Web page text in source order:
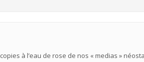
à l’eau de rose de nos « medias »